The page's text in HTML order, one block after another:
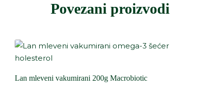
Povezani proizvodi
Lan mleveni vakumirani 200g Macrobiotic